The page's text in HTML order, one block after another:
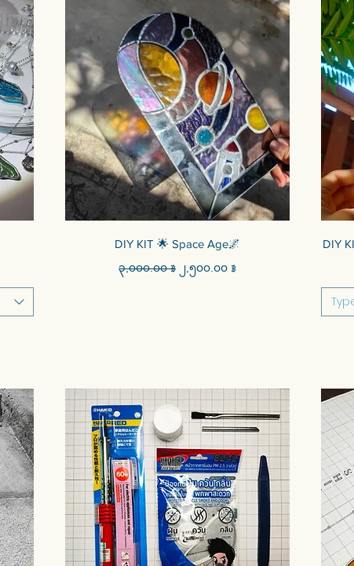
Quick View
DIY KIT 🌟 Space Age🌌
Regular Price
၃,၀၀၀.၀၀ ฿ Sale Price
၂,၅၀၀.၀၀ ฿
DIY